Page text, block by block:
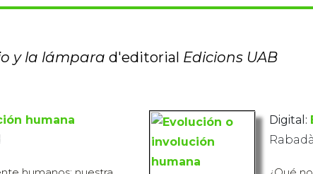
y la lámpara d'editorial Edicions UAB
humana
Digital: